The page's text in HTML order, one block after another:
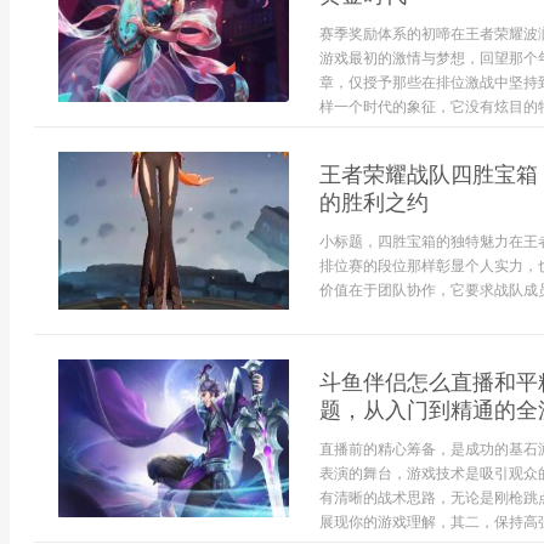
赛季奖励体系的初啼在王者荣耀
游戏最初的激情与梦想，回望那
章，仅授予那些在排位激战中坚
样一个时代的象征，它没有炫目的
王者荣耀战队四胜宝
的胜利之约
小标题，四胜宝箱的独特魅力在
排位赛的段位那样彰显个人实力
价值在于团队协作，它要求战队
斗鱼伴侣怎么直播和
题，从入门到精通的
直播前的精心筹备，是成功的基
表演的舞台，游戏技术是吸引观
有清晰的战术思路，无论是刚枪
展现你的游戏理解，其二，保持高